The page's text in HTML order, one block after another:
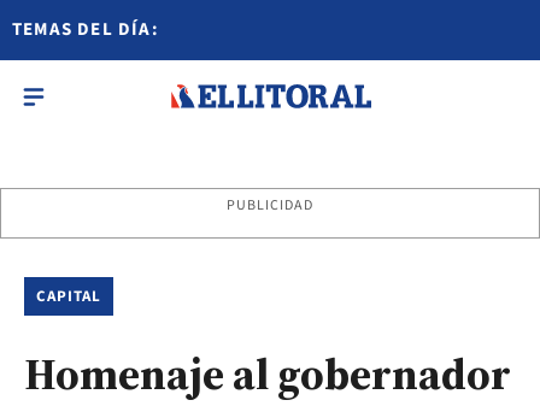
TEMAS DEL DÍA:
PUBLICIDAD
CAPITAL
Homenaje al gobernador